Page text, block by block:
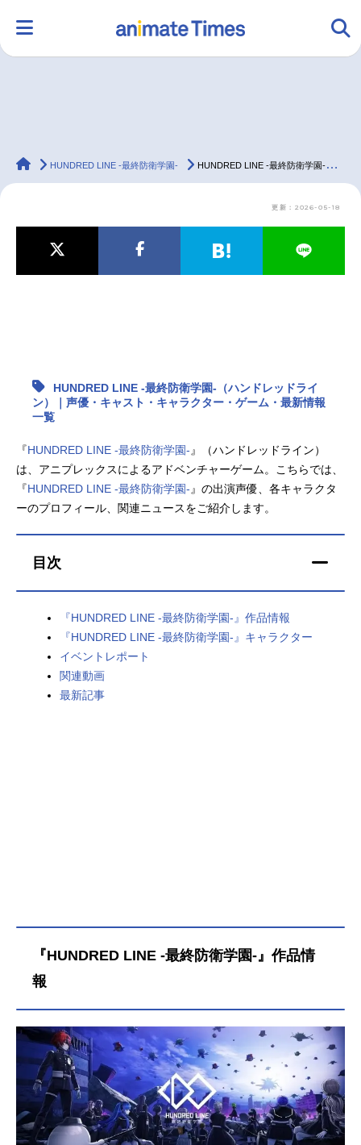
ラジオ みんなの声 グッズ 映画
マンガ・ラノベ ゲーム・アプリ 音楽 コスプレ
アニメ映画一覧 実写化映画一覧
今期アニメ曜日別一覧
夏アニメ
秋アニメ 冬アニメ
animateTimes
HUNDRED LINE -最終防衛学園- HUNDRED LINE -最終防衛学園-（ハンドレッドライン）｜声優・キャスト・キャラクター・ゲーム・最新情報一覧
更新：2026-05-18
HUNDRED LINE -最終防衛学園-（ハンドレッドライ
ン）｜声優・キャスト・キャラクター・ゲーム・最新情報
一覧
『HUNDRED LINE -最終防衛学園- 』（ハンドレッドライン）
は、アニプレックスによるアドベンチャーゲーム。こちらでは、
『HUNDRED LINE -最終防衛学園- 』の出演声優、各キャラクタ
ーのプロフィール、関連ニュースをご紹介します。
目次
『HUNDRED LINE -最終防衛学園-』作品情報
『HUNDRED LINE -最終防衛学園-』キャラクター
イベントレポート
関連動画
最新記事
『HUNDRED LINE -最終防衛学園-』作品情
報